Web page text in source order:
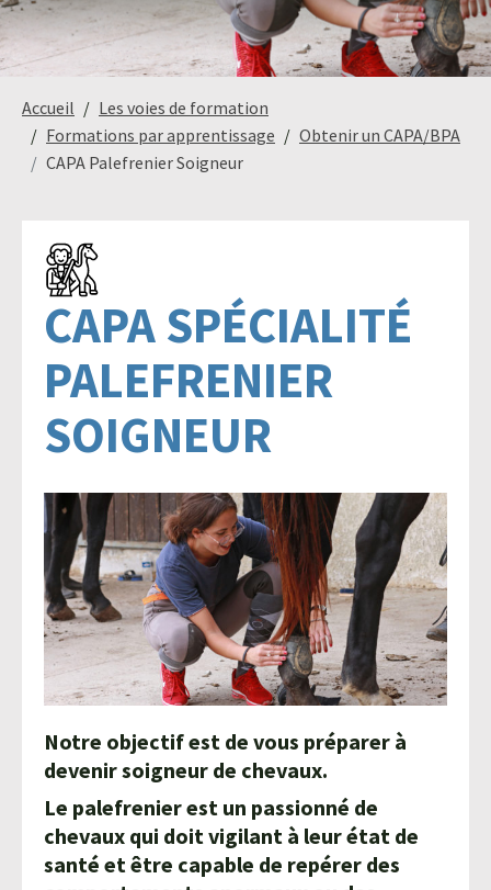
Trouver
sa
voie
Accueil
Les voies de formation
Formations par apprentissage
Obtenir un CAPA/BPA
CAPA Palefrenier Soigneur
CAPA SPÉCIALITÉ
PALEFRENIER
SOIGNEUR
Notre objectif est de vous préparer à
devenir soigneur de chevaux.
Le palefrenier est un passionné de
chevaux qui doit vigilant à leur état de
santé et être capable de repérer des